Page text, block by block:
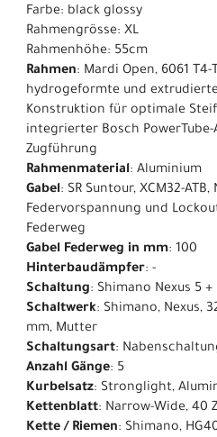
Farbe: black glossy
Rahmengrösse: XL
Rahmenhöhe: 55cm
Rahmen: Mardi Open, 6061
hydrogeformte und
Konstruktion für optimale
integrierter Bosch
Zugführung
Rahmenmaterial: Aluminium
Gabel: SR Suntour, XCM32-
Federvorspannung und
Federweg
Gabel Federweg in mm: 100
Hinterbaudämpfer: -
Schaltung: Shimano Nexus 5 +
Schaltwerk: Shimano, Nexus,
mm, Mutter
Schaltungsart:
Anzahl Gänge: 5
Kurbelsatz: Stronglight,
Kettenblatt: Narrow-Wide, 40
Kette / Riemen: Shimano,